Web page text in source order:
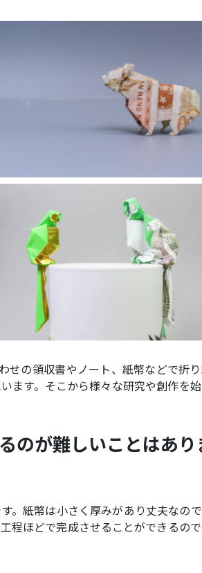
せの領収書やノート、紙幣などで折
ます。そこから様々な研究や創作を
のが難しいことはあり
。紙幣は小さく厚みがあり丈夫なの
程ほどで完成させることができるの